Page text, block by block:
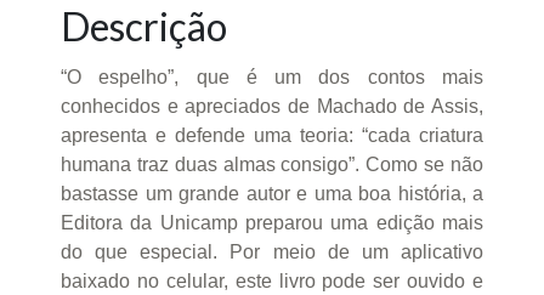
Descrição
“O espelho”, que é um dos contos mais
conhecidos e apreciados de Machado de Assis,
apresenta e defende uma teoria: “cada criatura
humana traz duas almas consigo”. Como se não
bastasse um grande autor e uma boa história, a
Editora da Unicamp preparou uma edição mais
do que especial. Por meio de um aplicativo
baixado no celular, este livro pode ser ouvido e